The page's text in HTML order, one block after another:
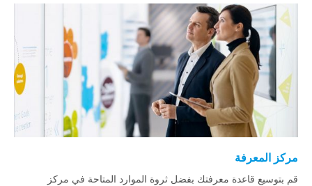
مركز المعرفة
قم بتوسيع قاعدة معرفتك بفضل ثروة الموارد المتاحة في مركز